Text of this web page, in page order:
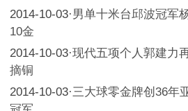
2014-10-03·男单十米台邱波冠军
10金
2014-10-03·现代五项个人郭建力
摘铜
2014-10-03·三大球零金牌创36年